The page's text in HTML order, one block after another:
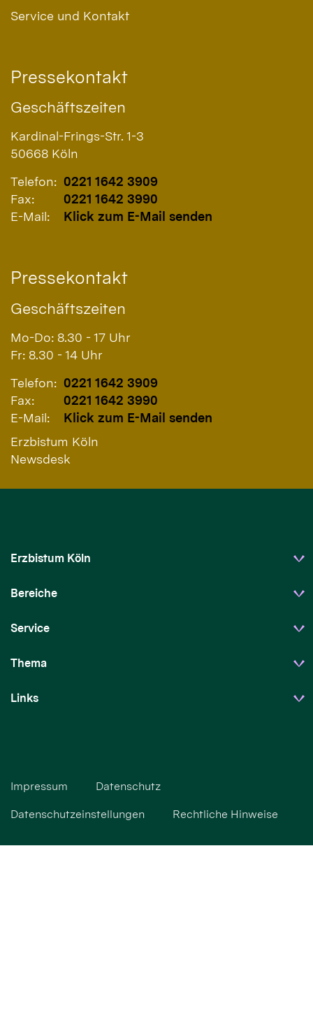
Service und Kontakt
Pressekontakt
Geschäftszeiten
Kardinal-Frings-Str. 1-3
50668 Köln
Telefon: 0221 1642 3909
Fax:
0221 1642 3990
E-Mail:
Klick zum E-Mail senden
Pressekontakt
Geschäftszeiten
Mo-Do: 8.30 - 17 Uhr
Fr: 8.30 - 14 Uhr
Telefon: 0221 1642 3909
Fax:
0221 1642 3990
E-Mail:
Klick zum E-Mail senden
Erzbistum Köln
Newsdesk
Erzbistum Köln
Bereiche
Service
Thema
Links
Impressum Datenschutz
Datenschutzeinstellungen Rechtliche Hinweise